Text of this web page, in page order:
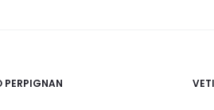
PERPIGNAN